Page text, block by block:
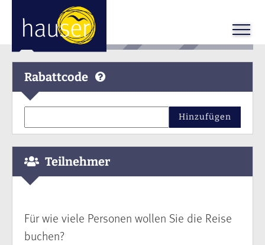
Rabattcode
Hinzufügen
Teilnehmer
Für wie viele Personen wollen Sie die Reise
buchen?